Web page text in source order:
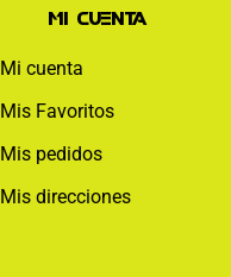
Mi cuenta
Mi cuenta
Mis Favoritos
Mis pedidos
Mis direcciones